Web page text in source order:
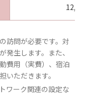
訪問が必要です。対
発生します。また、
費用（実費）、宿泊
いただきます。
ワーク関連の設定な